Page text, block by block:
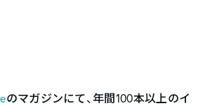
のマガジンにて、年間100本以上のイ